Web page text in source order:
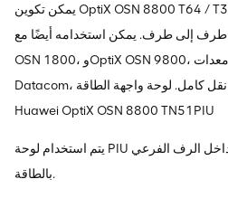
يمكن تكوين OptiX OSN 8800 T64 / T32 / T16 كشبكة OTN كاملة من
طرف إلى طرف. يمكن استخدامه أيضًا مع OptiX BWS 1600G، وOptiX
OSN 1800، وOptiX OSN 9800، ومع معدات NG-SDH / PTN أو
Datacom، والشبكة المختلطة، لتحقيق حل نقل كامل. لوحة واجهة الطاقة
Huawei OptiX OSN 8800 TN51PIU
يتم استخدام لوحة PIU لتزويد اللوحات الموجودة داخل الرف الفرعي
بالطاقة.